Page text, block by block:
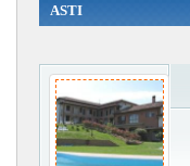
ASTI